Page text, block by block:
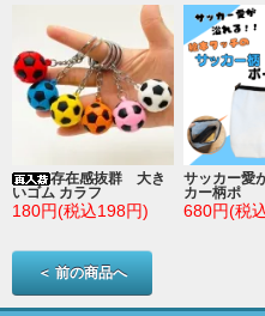
存在感抜群 大き
いゴム カラフ
180円(税込198円)
サッカー愛
カー柄ポ
680円(税
＜ 前の商品へ